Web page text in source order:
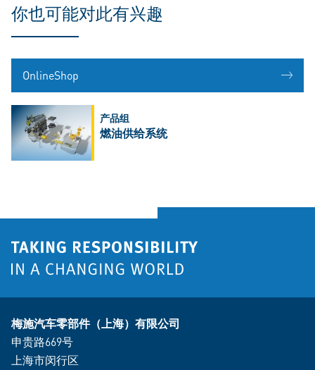
你也可能对此有兴趣
OnlineShop
产品组
燃油供给系统
梅施汽车零部件（上海）有限公司
申贵路669号
上海市闵行区